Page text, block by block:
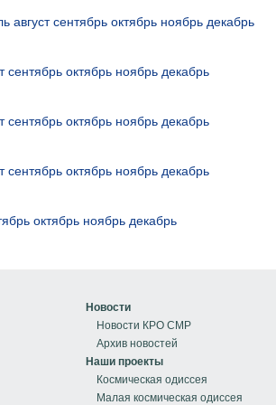
август сентябрь октябрь ноябрь декабрь
сентябрь октябрь ноябрь декабрь
сентябрь октябрь ноябрь декабрь
сентябрь октябрь ноябрь декабрь
октябрь ноябрь декабрь
Новости
Новости КРО СМР
Архив новостей
Наши проекты
Космическая одиссея
Малая космическая одиссея